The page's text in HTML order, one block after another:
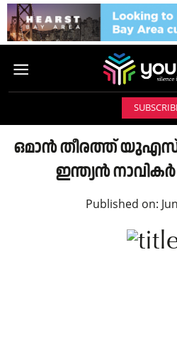
ഒമാൻ തീരത്ത്
ഇന്ത്യൻ നാവികർ
Published on: